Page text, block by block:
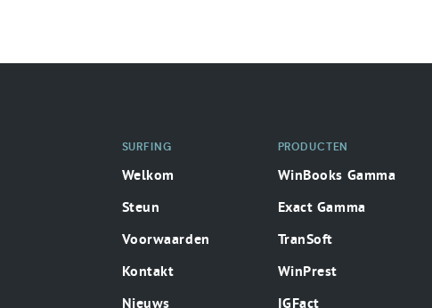
SURFING
Welkom
Steun
Voorwaarden
Kontakt
Nieuws
PRODUCTEN
WinBooks Gamma
Exact Gamma
TranSoft
WinPrest
IGFact